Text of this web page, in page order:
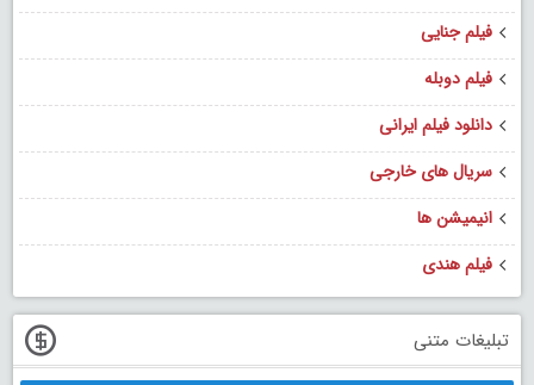
فیلم جنایی
فیلم دوبله
دانلود فیلم ایرانی
سریال های خارجی
انیمیشن ها
فیلم هندی
تبلیغات متنی